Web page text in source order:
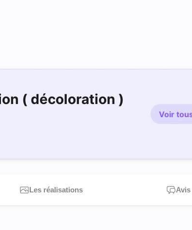
( décoloration )
Voir
Les réalisations